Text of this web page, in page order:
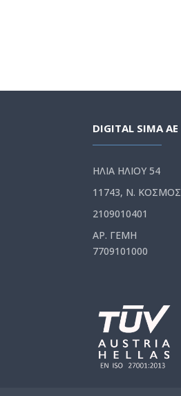
DIGITAL SIMA AE
ΗΛΙΑ ΗΛΙΟΥ 54
11743, Ν. ΚΟΣΜΟΣ
2109010401
ΑΡ. ΓΕΜΗ
7709101000